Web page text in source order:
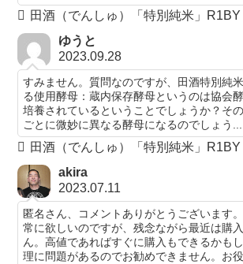
田酒（でんしゅ）「特別純米」R1BY
ゆうと
2023.09.28
すみません。質問なのですが、田酒特別純
る使用酵母：蔵内保存酵母というのは協会
培養されているということでしょうか？そ
ごとに微妙に異なる酵母になるのでしょう...
田酒（でんしゅ）「特別純米」R1BY
akira
2023.07.11
匿名さん、コメントありがとうございます
常に欲しいのですが、残念ながら最近は購
ん。高値であればすぐに購入もできるかも
理に問題があるのでお勧めできません。お